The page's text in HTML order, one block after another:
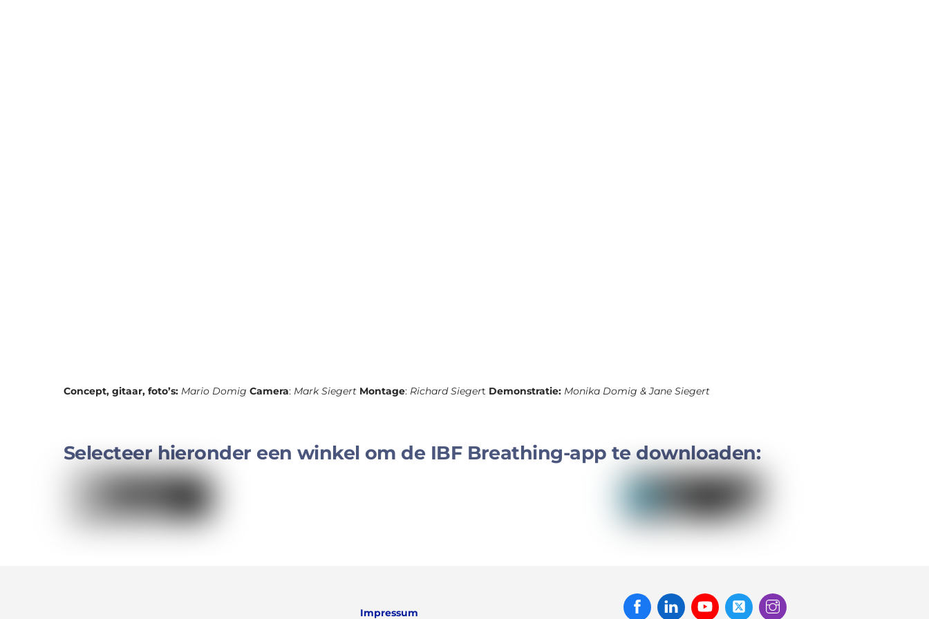
Concept, gitaar, foto’s: Mario Domig Camera: Mark Siegert Montage: Richard Siegert Demonstratie: Monika Domig & Jane Siegert
Selecteer hieronder een winkel om de IBF Breathing-app te downloaden:
Impressum
FacebookLinked
In
Youtube Twitter